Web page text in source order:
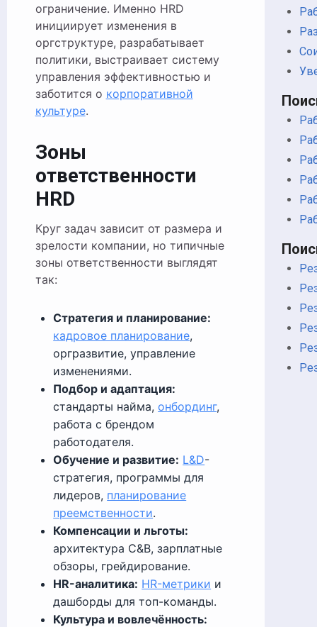
ограничение. Именно HRD
инициирует изменения в
оргструктуре, разрабатывает
политики, выстраивает систему
управления эффективностью и
заботится о корпоративной
культуре.
Зоны
ответственности
HRD
Круг задач зависит от размера и
зрелости компании, но типичные
зоны ответственности выглядят
так:
Стратегия и планирование:
кадровое планирование,
оргразвитие, управление
изменениями.
Подбор и адаптация:
стандарты найма,онбординг,
работа с брендом
работодателя.
Обучение и развитие: L&D-
стратегия, программы для
лидеров, планирование
преемственности.
Компенсации и льготы:
архитектура C&B, зарплатные
обзоры, грейдирование.
HR-аналитика: HR-метрики и
дашборды для топ-команды.
Культура и вовлечённость: